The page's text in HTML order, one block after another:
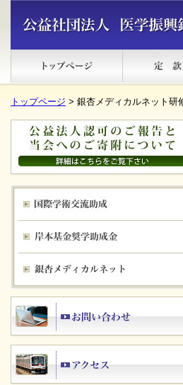
トップページ > 銀杏メディカルネット研